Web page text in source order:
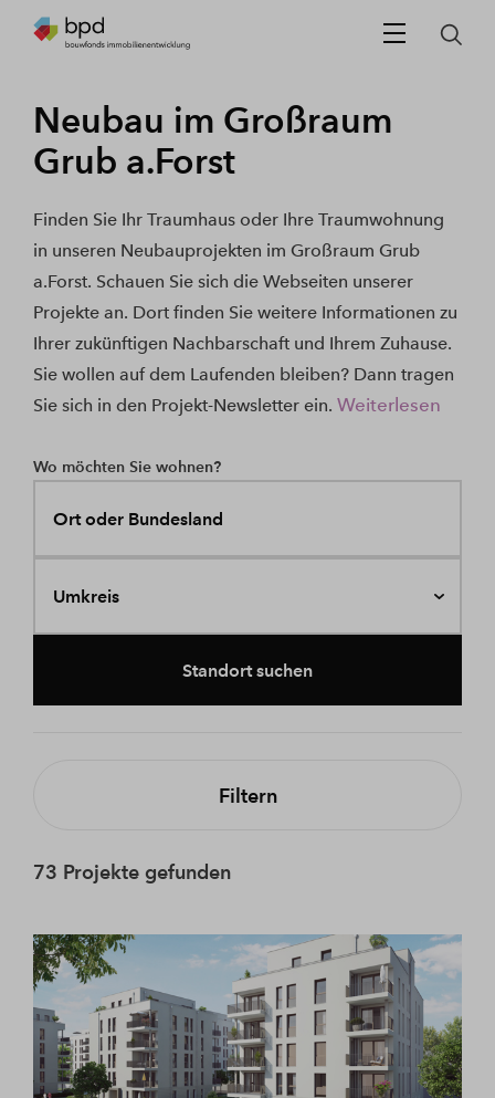
Neubau im Großraum
Grub a.Forst
Finden Sie Ihr Traumhaus oder Ihre Traumwohnung
in unseren Neubauprojekten im Großraum Grub
a.Forst. Schauen Sie sich die Webseiten unserer
Projekte an. Dort finden Sie weitere Informationen zu
Ihrer zukünftigen Nachbarschaft und Ihrem Zuhause.
Sie wollen auf dem Laufenden bleiben? Dann tragen
Sie sich in den Projekt-Newsletter ein. Weiterlesen
Wo möchten Sie wohnen?
Ort oder Bundesland
Umkreis
Standort suchen
Filtern
73 Projekte gefunden